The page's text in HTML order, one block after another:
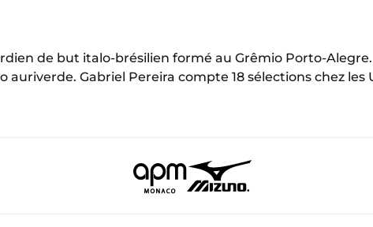
de but italo-brésilien formé au Grêmio Porto-
auriverde. Gabriel Pereira compte 18 sélections chez les